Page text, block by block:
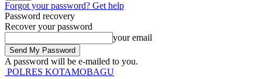
Forgot your password? Get help
Password recovery
Recover your password
your email
A password will be e-mailed to you.
POLRES KOTAMOBAGU